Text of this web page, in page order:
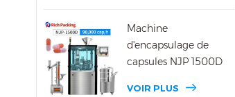
Machine
d'encapsulage de
capsules NJP 1500D
VOIR PLUS